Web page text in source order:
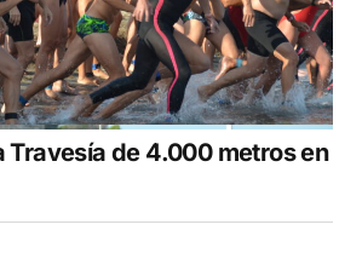
Travesía de 4.000 metros en